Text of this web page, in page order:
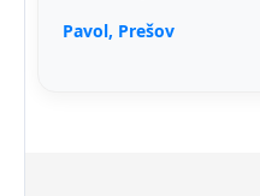
Pavol, Prešov